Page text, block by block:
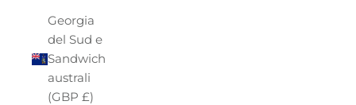
Georgia
del Sud e
Sandwich
australi
(GBP £)